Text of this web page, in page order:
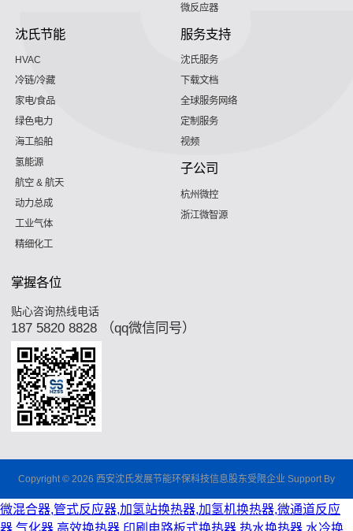
微反应器
沈氏节能
HVAC
冷链/冷藏
家电/食品
绿色电力
海工船舶
氢能源
航空 & 航天
动力总成
工业气体
精细化工
服务支持
沈氏服务
下载文档
全球服务网络
定制服务
视频
子公司
杭州微控
浙江微智源
掌握各位
贴心咨询热线电话
187 5820 8828 （qq微信同号）
Copyright © 2026 西安沈氏发展节能环保科技信息股东受限企业 Support By
微混合器,管式反应器,加氢站换热器,加氢机换热器,微通道反应
器,气化器,高效换热器,印刷电路板式换热器,热水换热器,水冷换